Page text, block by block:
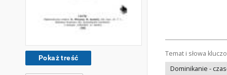
Pokaż treść
Temat i słowa
Dominikanie -